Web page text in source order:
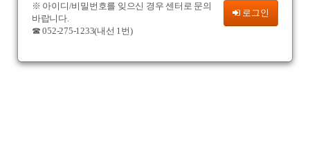
로그인
※ 아이디/비밀번호를 잊으신 경우 센터로 문의
바랍니다.
☎ 052-275-1233(내선 1번)